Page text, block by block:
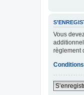
Vous
règlement